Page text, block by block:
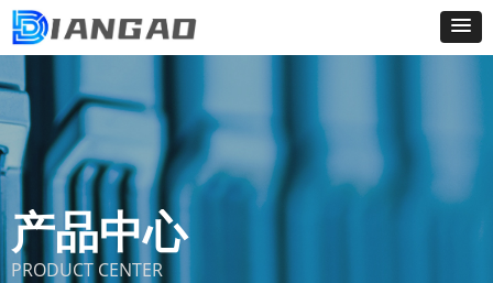
产品中心
PRODUCT CENTER